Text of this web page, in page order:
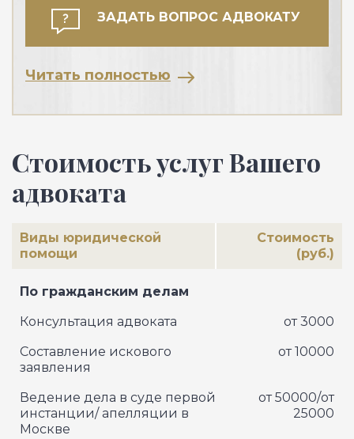
ЗАДАТЬ ВОПРОС АДВОКАТУ
Читать полностью
Стоимость услуг Вашего
адвоката
Виды юридической
помощи
Стоимость
(руб.)
По гражданским делам
Консультация адвоката
от 3000
Составление искового
заявления
от 10000
Ведение дела в суде первой
инстанции/ апелляции в
Москве
от 50000/от
25000